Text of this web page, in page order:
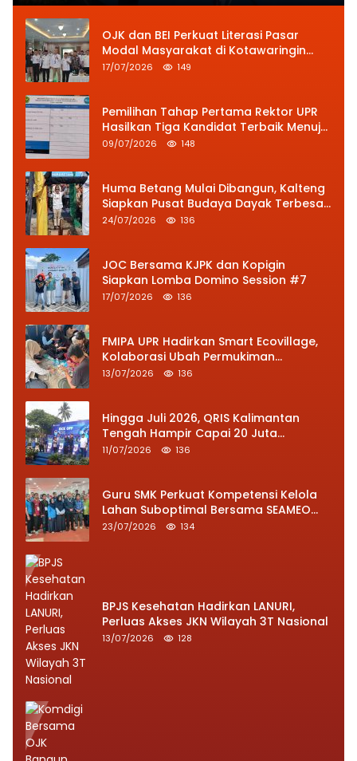
OJK dan BEI Perkuat Literasi Pasar
Modal Masyarakat di Kotawaringin
Barat
17/07/2026 149
Pemilihan Tahap Pertama Rektor UPR
Hasilkan Tiga Kandidat Terbaik Menuju
Kementerian
09/07/2026 148
Huma Betang Mulai Dibangun, Kalteng
Siapkan Pusat Budaya Dayak Terbesar
dan Modern
24/07/2026 136
JOC Bersama KJPK dan Kopigin
Siapkan Lomba Domino Session #7
17/07/2026 136
FMIPA UPR Hadirkan Smart Ecovillage,
Kolaborasi Ubah Permukiman
Pahandut Berkelanjutan
13/07/2026 136
Hingga Juli 2026, QRIS Kalimantan
Tengah Hampir Capai 20 Juta
Transaksi
11/07/2026 136
Guru SMK Perkuat Kompetensi Kelola
Lahan Suboptimal Bersama SEAMEO
BIOTROP
23/07/2026 134
BPJS Kesehatan Hadirkan LANURI,
Perluas Akses JKN Wilayah 3T Nasional
13/07/2026 128